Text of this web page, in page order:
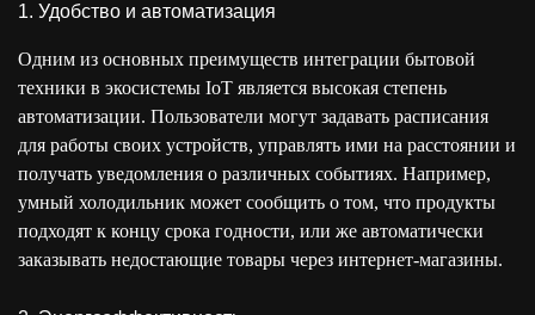
1. Удобство и автоматизация
Одним из основных преимуществ интеграции бытовой
техники в экосистемы IoT является высокая степень
автоматизации. Пользователи могут задавать расписания
для работы своих устройств, управлять ими на расстоянии и
получать уведомления о различных событиях. Например,
умный холодильник может сообщить о том, что продукты
подходят к концу срока годности, или же автоматически
заказывать недостающие товары через интернет-магазины.